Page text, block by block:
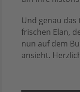
Und genau
frischen Elan,
nun auf dem
ansieht.